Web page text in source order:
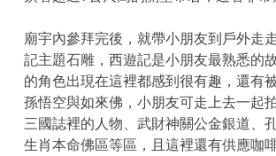
廟宇內參拜完後，就帶小朋友到戶外走
記主題石雕，西遊記是小朋友最熟悉的
的角色出現在這裡都感到很有趣，還有
孫悟空與如來佛，小朋友可走上去一起
三國誌裡的人物、武財神關公金銀道、
生肖本命佛區等區，且這裡還有供應咖